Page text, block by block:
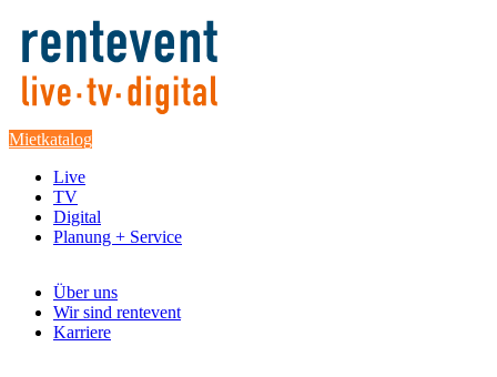
Mietkatalog
Live
TV
Digital
Planung + Service
Über uns
Wir sind rentevent
Karriere